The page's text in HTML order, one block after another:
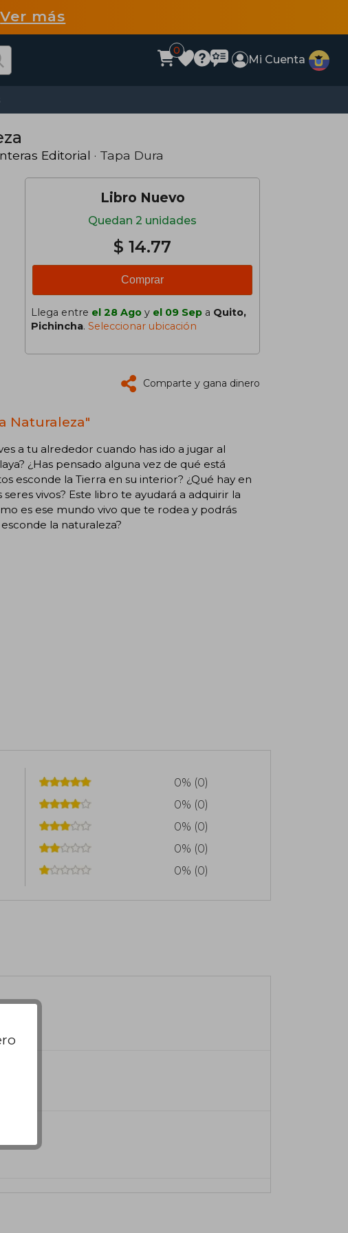
Ver más
0
Mi Cuenta
Editorial · Tapa Dura
Libro Nuevo
Quedan 2 unidades
$ 14.77
Comprar
Llega entre el 28 Ago y el 09 Sep a Quito,
Pichincha. Seleccionar ubicación
Comparte y gana dinero
Naturaleza"
a tu alrededor cuando has ido a jugar al
¿Has pensado alguna vez de qué está
esconde la Tierra en su interior? ¿Qué hay en
vivos? Este libro te ayudará a adquirir la
es ese mundo vivo que te rodea y podrás
la naturaleza?
0% (0)
0% (0)
0% (0)
0% (0)
0% (0)